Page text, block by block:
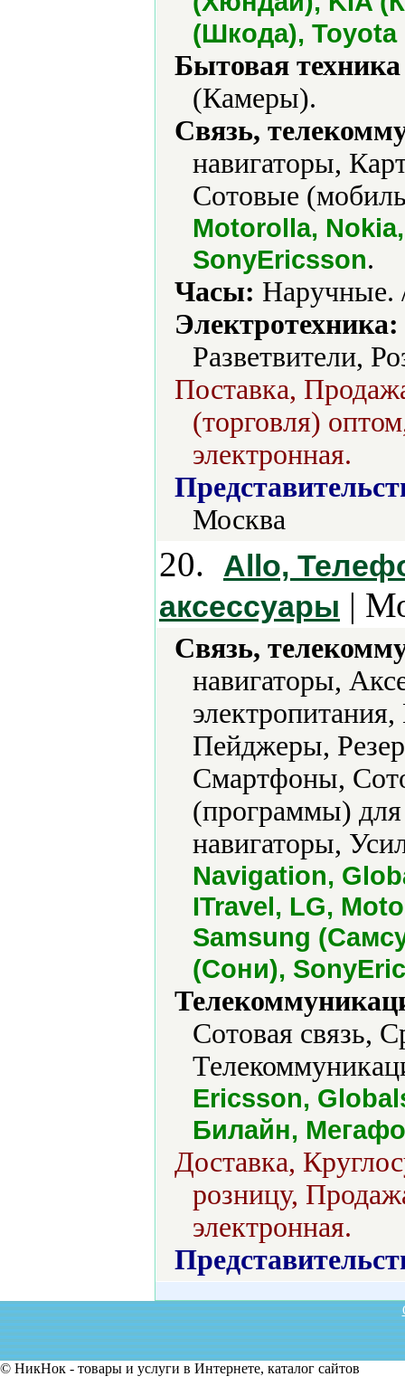
(Шкода), Toyota
Бытовая
(Камеры).
Связь,
навигаторы,
Сотовые
Motorolla,
SonyEricsson.
Часы:
Электротехника:
Разветвители,
Поставка,
(торговля)
электронная.
Москва
20.
Allo,
аксессуары |
Связь,
навигаторы,
Пейджеры,
Смартфоны,
(программы) для
навигаторы,
Navigation,
ITravel, LG,
Samsung
(Сони),
Сотовая связь,
Ericsson,
Билайн,
Доставка,
розницу,
электронная.
© НикНок - товары и услуги в Интернете, каталог сайтов